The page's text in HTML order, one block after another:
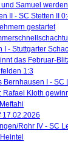
Samuel
II - SC Stetten II
gestartet
I - Stuttgarter
das Februar-
1:3
Bernhausen I - SC
Rafael Kloth
17.02.2026
Rohr IV - SC